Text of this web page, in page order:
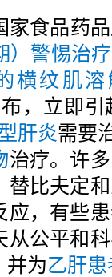
食品药品
）警惕治
横纹肌
，立即
肝炎需要
治疗。许
替比夫定
应，有些
公平和
并为乙肝患